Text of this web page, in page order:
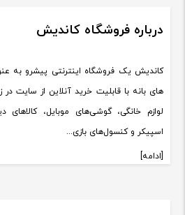
درباره فروشگاه کاندیش
کاندیش یک فروشگاه اینترنتی پیشرو به
های بانه با قابلیت خرید آنلاین از سایت در
لوازم خانگی، گوشی‌های موبایل، کالاهای
اسپیکر و کنسول‌های بازی...
[ادامه]